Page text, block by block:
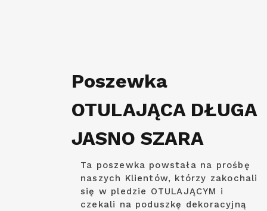
Poszewka
OTULAJĄCA DŁUGA
JASNO SZARA
Ta poszewka powstała na prośbę
naszych Klientów, którzy zakochali
się w pledzie OTULAJĄCYM i
czekali na poduszkę dekoracyjną